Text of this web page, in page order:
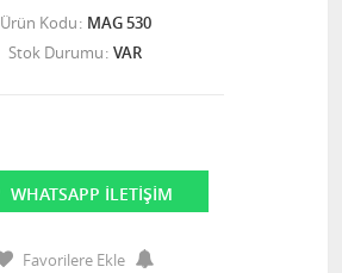
Ürün Kodu MAG 530
Stok Durumu VAR
WHATSAPP İLETIŞIM
Favorilere Ekle